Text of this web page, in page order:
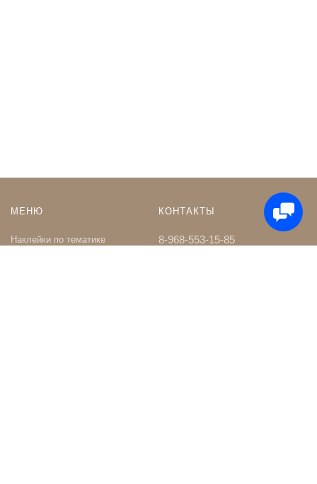
МЕНЮ
Наклейки по тематике
КОНТАКТЫ
8-968-553-15-85